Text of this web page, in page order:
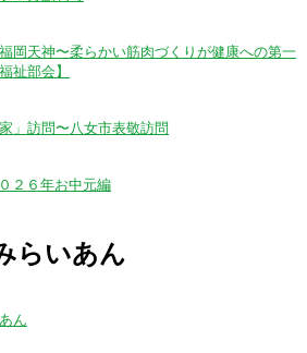
岡天神〜柔らかい筋肉づくりが健康への第一
祉部会】
」訪問〜八女市表敬訪問
２６年お中元編
らいあん
ん